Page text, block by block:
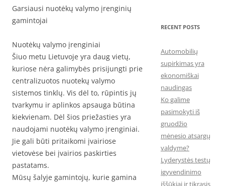
Garsiausi nuotėkų valymo įrenginių
gamintojai
Nuotėkų valymo įrenginiai
Šiuo metu Lietuvoje yra daug vietų,
kuriose nėra galimybės prisijungti prie
centralizuotos nuotekų valymo
sistemos tinklų. Vis dėl to, rūpintis jų
tvarkymu ir aplinkos apsauga būtina
kiekvienam. Dėl šios priežasties yra
naudojami nuotėkų valymo įrenginiai.
Jie gali būti pritaikomi įvairiose
vietovėse bei įvairios paskirties
pastatams.
Mūsų šalyje gamintojų, kurie gamina
RECENT POSTS
Automobilių
supirkimas yra
ekonomiškai
naudingas
Ko galime
pasimokyti iš
gruodžio
mėnesio atsargų
valdyme?
Lyderystės testų
įgyvendinimo
iššūkiai ir tikrasis